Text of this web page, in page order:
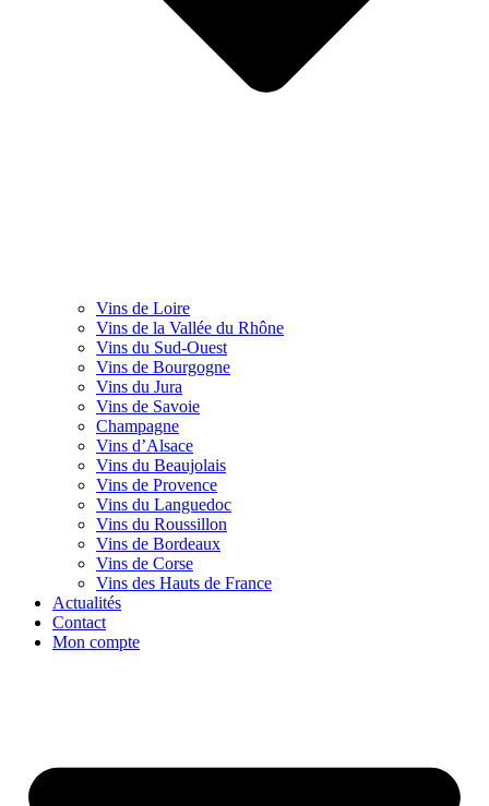
Vins de Loire
Vins de la Vallée du Rhône
Vins du Sud-Ouest
Vins de Bourgogne
Vins du Jura
Vins de Savoie
Champagne
Vins d’Alsace
Vins du Beaujolais
Vins de Provence
Vins du Languedoc
Vins du Roussillon
Vins de Bordeaux
Vins de Corse
Vins des Hauts de France
Actualités
Contact
Mon compte